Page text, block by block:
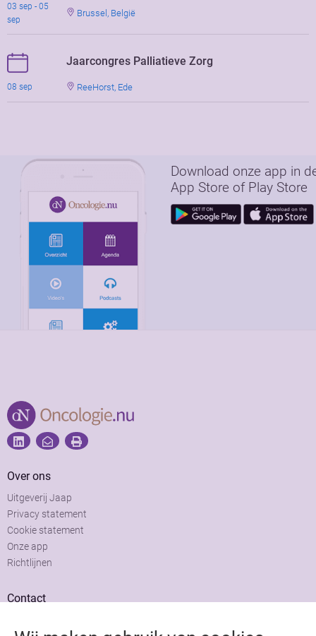
03 sep - 05
sep
Brussel, België
Jaarcongres Palliatieve Zorg
08 sep ReeHorst, Ede
Download onze app in
App Store of Play Store
Over ons
Uitgeverij Jaap
Privacy statement
Cookie statement
Onze app
Richtlijnen
Contact